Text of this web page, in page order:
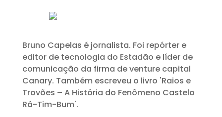
Bruno Capelas é jornalista. Foi repórter e
editor de tecnologia do Estadão e líder de
comunicação da firma de venture capital
Canary. Também escreveu o livro 'Raios e
Trovões – A História do Fenômeno Castelo
Rá-Tim-Bum'.